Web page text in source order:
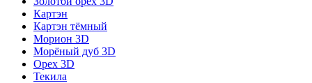
Картэн
Картэн тёмный
Морион 3D
Морёный дуб 3D
Орех 3D
Текила